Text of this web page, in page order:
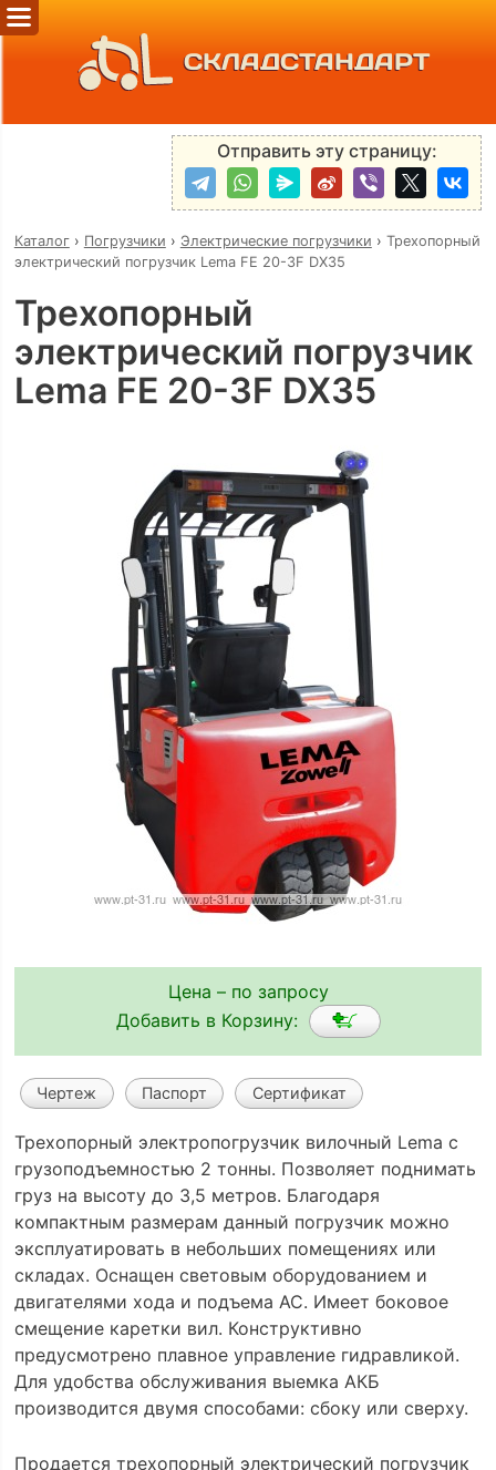
СКЛАДСТАНДАРТ
Отправить эту страницу:
Каталог› Погрузчики › Электрические погрузчики › Трехопорный
электрический погрузчик Lema FE 20-3F DX35
Трехопорный
электрический погрузчик
Lema FE 20-3F DX35
Цена – по запросу
Добавить в Корзину:
Чертеж Паспорт Сертификат
Трехопорный электропогрузчик вилочный Lema с
грузоподъемностью 2 тонны. Позволяет поднимать
груз на высоту до 3,5 метров. Благодаря
компактным размерам данный погрузчик можно
эксплуатировать в небольших помещениях или
складах. Оснащен световым оборудованием и
двигателями хода и подъема АС. Имеет боковое
смещение каретки вил. Конструктивно
предусмотрено плавное управление гидравликой.
Для удобства обслуживания выемка АКБ
производится двумя способами: сбоку или сверху.
Продается трехопорный электрический погрузчик